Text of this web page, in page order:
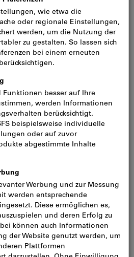
Warenkorb
Artikel teilen